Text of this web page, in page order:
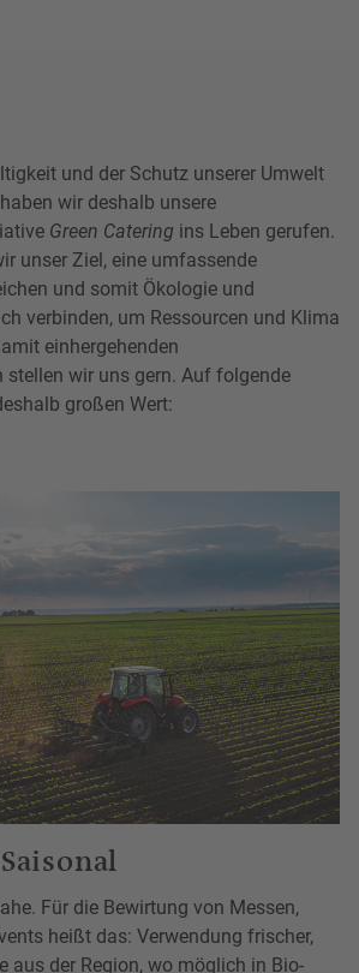
und der Schutz unserer Umwelt
wir deshalb unsere
Green Catering ins Leben gerufen.
unser Ziel, eine umfassende
und somit Ökologie und
verbinden, um Ressourcen und Klima
einhergehenden
stellen wir uns gern. Auf folgende
großen Wert:
Für die Bewirtung von Messen,
heißt das: Verwendung frischer,
aus der Region, wo möglich in Bio-